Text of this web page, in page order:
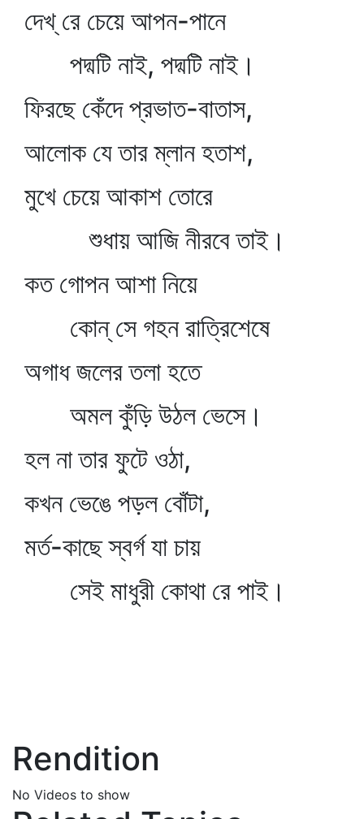
দেখ্‌ রে চেয়ে আপন-পানে
পদ্মটি নাই, পদ্মটি নাই।
ফিরছে কেঁদে প্রভাত-বাতাস,
আলোক যে তার ম্লান হতাশ,
মুখে চেয়ে আকাশ তোরে
শুধায় আজি নীরবে তাই।
কত গোপন আশা নিয়ে
কোন্‌ সে গহন রাত্রিশেষে
অগাধ জলের তলা হতে
অমল কুঁড়ি উঠল ভেসে।
হল না তার ফুটে ওঠা,
কখন ভেঙে পড়ল বোঁটা,
মর্ত-কাছে স্বর্গ যা চায়
সেই মাধুরী কোথা রে পাই।
Rendition
No Videos to show